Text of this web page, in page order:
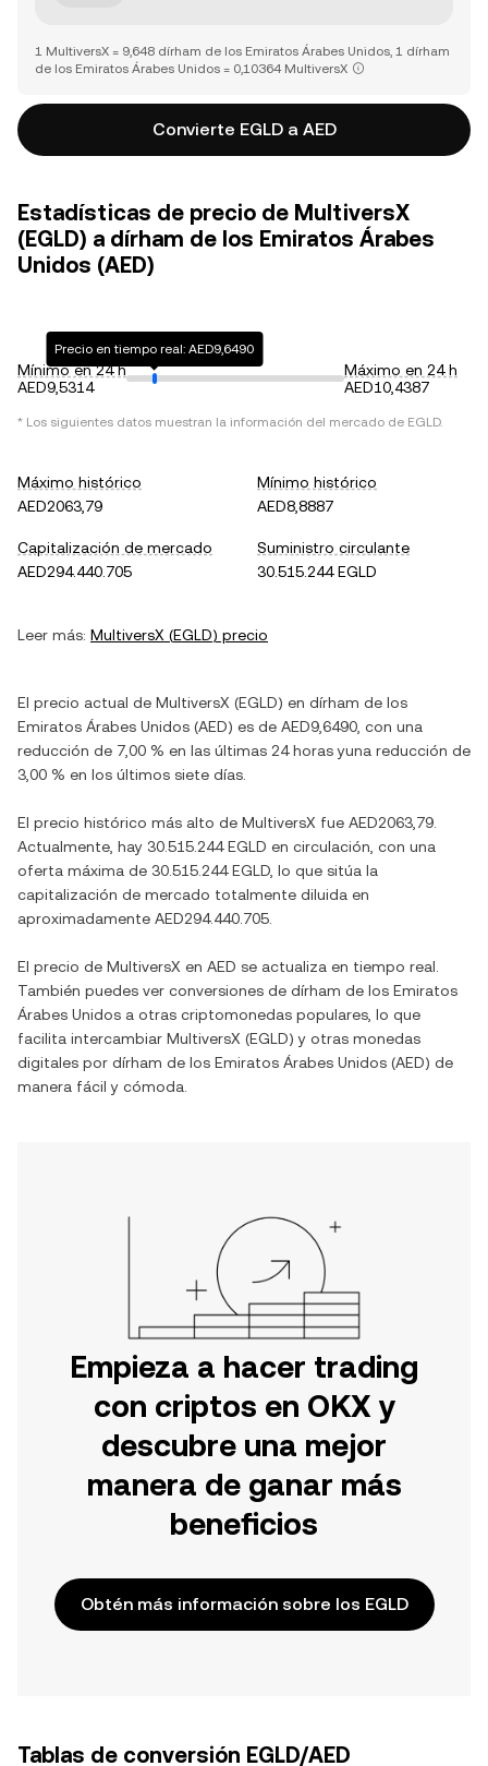
1 MultiversX = 9,648 dírham de los Emiratos Árabes Unidos, 1 dírham
de los Emiratos Árabes Unidos = 0,10364 MultiversX
Convierte EGLD a AED
Estadísticas de precio de MultiversX
(EGLD) a dírham de los Emiratos Árabes
Unidos (AED)
Mínimo en 24 h
AED9,5314
Precio en tiempo real: AED9,6490
Máximo en 24 h
AED10,4387
* Los siguientes datos muestran la información del mercado de EGLD.
Máximo histórico
AED2063,79
Mínimo histórico
AED8,8887
Capitalización de mercado
AED294.440.705
Suministro circulante
30.515.244 EGLD
Leer más: MultiversX (EGLD) precio
El precio actual de MultiversX (EGLD) en dírham de los
Emiratos Árabes Unidos (AED) es de AED9,6490 , con una
reducción de 7,00 % en las últimas 24 horas yuna reducción de
3,00 % en los últimos siete días.
El precio histórico más alto de MultiversX fue AED2063,79
Actualmente, hay 30.515.244 EGLD en circulación, con una
oferta máxima de 30.515.244 EGLD , lo que sitúa la
capitalización de mercado totalmente diluida en
aproximadamente AED294.440.705
El precio de MultiversX en AED se actualiza en tiempo real.
También puedes ver conversiones de dírham de los Emiratos
Árabes Unidos a otras criptomonedas populares, lo que
facilita intercambiar MultiversX (EGLD) y otras monedas
digitales por dírham de los Emiratos Árabes Unidos (AED) de
manera fácil y cómoda.
Empieza a hacer trading
con criptos en OKX y
descubre una mejor
manera de ganar más
beneficios
Obtén más información sobre los EGLD
Tablas de conversión EGLD/AED